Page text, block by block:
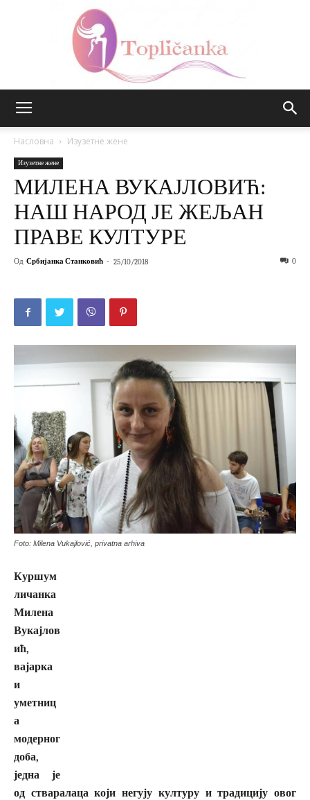
Насловна Изузетне жене
Изузетне жене
МИЛЕНА ВУКАЈЛОВИЋ:
НАШ НАРОД ЈЕ ЖЕЉАН
ПРАВЕ КУЛТУРЕ
Од Србијанка Станковић - 25/10/2018 0
Foto: Milena Vukajlović, privatna arhiva
Куршум
личанка
Милена
Вукајлов
ић,
вајарка
и
уметниц
а
модерног
доба,
једна је
од стваралаца који негују културу и традицију овог